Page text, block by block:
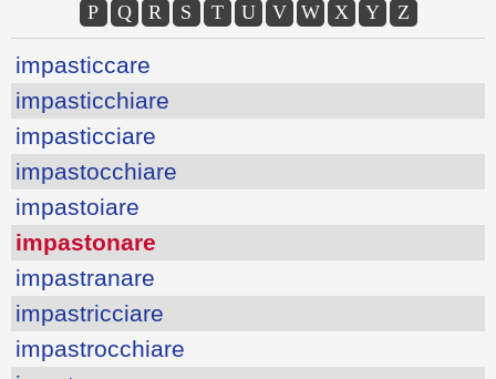
P
Q R S T U V W X Y Z
impasticcare
impasticchiare
impasticciare
impastocchiare
impastoiare
impastonare
impastranare
impastricciare
impastrocchiare